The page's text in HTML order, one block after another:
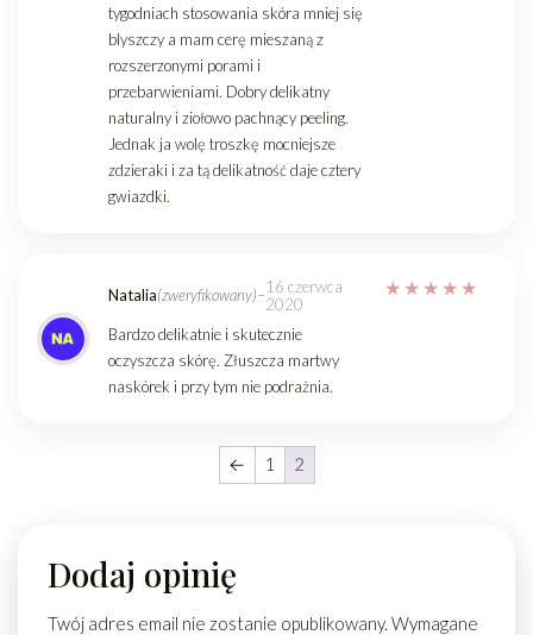
tygodniach stosowania skóra mniej się
blyszczy a mam cerę mieszaną z
rozszerzonymi porami i
przebarwieniami. Dobry delikatny
naturalny i ziołowo pachnący peeling.
Jednak ja wolę troszkę mocniejsze
zdzieraki i za tą delikatność daje cztery
gwiazdki.
Natalia(zweryfikowany)–16 czerwca
2020
Bardzo delikatnie i skutecznie
oczyszcza skórę. Złuszcza martwy
naskórek i przy tym nie podrażnia.
← 1 2
Dodaj opinię
Twój adres email nie zostanie opublikowany. Wymagane